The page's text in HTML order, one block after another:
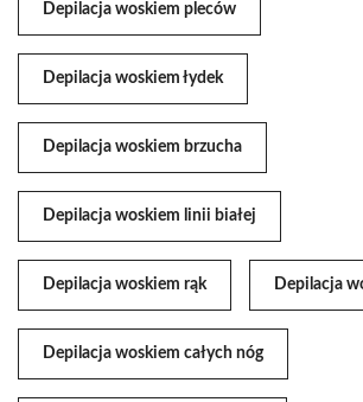
Depilacja woskiem pleców
Depilacja woskiem łydek
Depilacja woskiem brzucha
Depilacja woskiem linii białej
Depilacja woskiem rąk Depilacja
Depilacja woskiem całych nóg